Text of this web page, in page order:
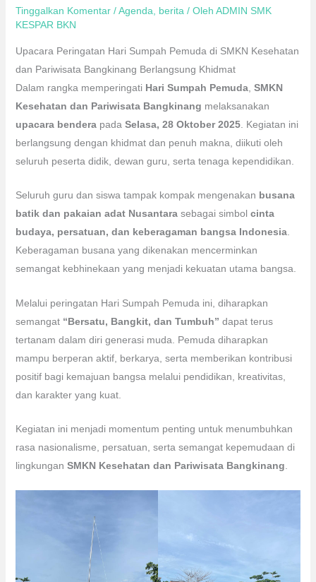
Tinggalkan Komentar /Agenda berita / Oleh ADMIN SMK
KESPAR BKN
Upacara Peringatan Hari Sumpah Pemuda di SMKN Kesehatan
dan Pariwisata Bangkinang Berlangsung Khidmat
Dalam rangka memperingati Hari Sumpah Pemuda, SMKN
Kesehatan dan Pariwisata Bangkinang melaksanakan
upacara benderapada Selasa, 28 Oktober 2025. Kegiatan ini
berlangsung dengan khidmat dan penuh makna, diikuti oleh
seluruh peserta didik, dewan guru, serta tenaga kependidikan.
Seluruh guru dan siswa tampak kompak mengenakan busana
batik dan pakaian adat Nusantarasebagai simbol cinta
budaya, persatuan, dan keberagaman bangsa Indonesia.
Keberagaman busana yang dikenakan mencerminkan
semangat kebhinekaan yang menjadi kekuatan utama bangsa.
Melalui peringatan Hari Sumpah Pemuda ini, diharapkan
semangat “Bersatu, Bangkit, dan Tumbuh” dapat terus
tertanam dalam diri generasi muda. Pemuda diharapkan
mampu berperan aktif, berkarya, serta memberikan kontribusi
positif bagi kemajuan bangsa melalui pendidikan, kreativitas,
dan karakter yang kuat.
Kegiatan ini menjadi momentum penting untuk menumbuhkan
rasa nasionalisme, persatuan, serta semangat kepemudaan di
lingkungan SMKN Kesehatan dan Pariwisata Bangkinang